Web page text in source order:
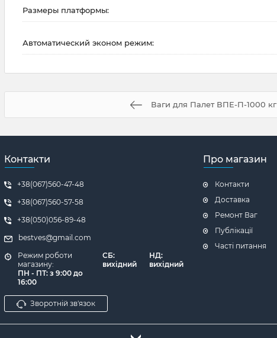
Размеры платформы:
Автоматический эконом режим:
Ваги для Палет ВПЕ-П-1000 кг
Контакти
+38(067)560-47-48
+38(067)560-57-58
+38(050)056-89-48
bestves@gmail.com
Режим роботи
магазину:
ПН - ПТ: з 9:00 до
16:00
СБ:
вихідний
НД:
вихідний
Зворотній зв'язок
Про магазин
Контакти
Доставка
Ремонт Ваг
Публікації
Часті питання